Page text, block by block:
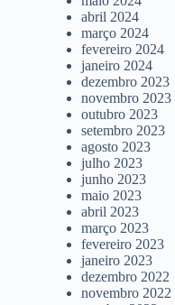
abril 2024
março 2024
fevereiro 2024
janeiro 2024
dezembro 2023
novembro 2023
outubro 2023
setembro 2023
agosto 2023
julho 2023
junho 2023
maio 2023
abril 2023
março 2023
fevereiro 2023
janeiro 2023
dezembro 2022
novembro 2022